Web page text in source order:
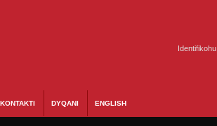
Identifikohu
KONTAKTI DYQANI ENGLISH